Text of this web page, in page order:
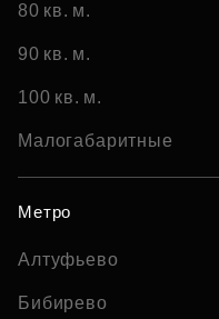
80 кв. м.
90 кв. м.
100 кв. м.
Малогабаритные
Метро
Алтуфьево
Бибирево